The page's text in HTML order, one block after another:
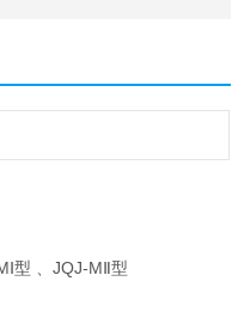
型 、JQJ-MⅡ型